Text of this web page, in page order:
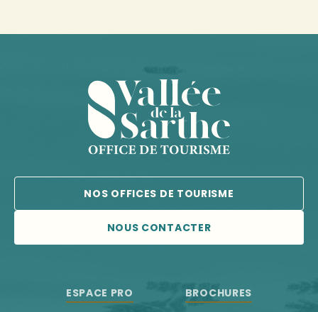
NOS OFFICES DE TOURISME
NOUS CONTACTER
ESPACE PRO BROCHURES